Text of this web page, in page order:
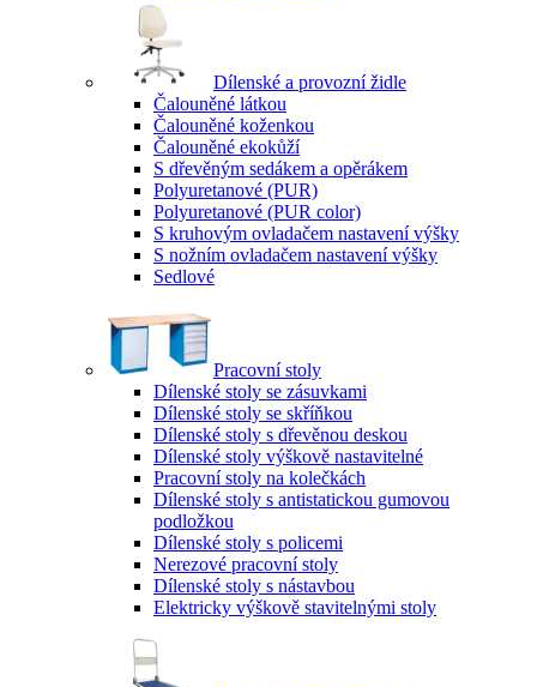
Dílenské a provozní židle
Čalouněné látkou
Čalouněné koženkou
Čalouněné ekokůží
S dřevěným sedákem a opěrákem
Polyuretanové (PUR)
Polyuretanové (PUR color)
S kruhovým ovladačem nastavení výšky
S nožním ovladačem nastavení výšky
Sedlové
Pracovní stoly
Dílenské stoly se zásuvkami
Dílenské stoly se skříňkou
Dílenské stoly s dřevěnou deskou
Dílenské stoly výškově nastavitelné
Pracovní stoly na kolečkách
Dílenské stoly s antistatickou gumovou
podložkou
Dílenské stoly s policemi
Nerezové pracovní stoly
Dílenské stoly s nástavbou
Elektricky výškově stavitelnými stoly